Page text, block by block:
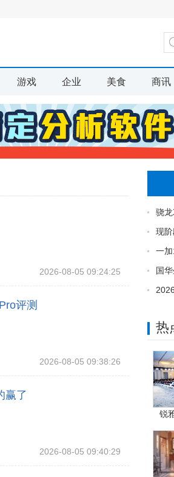
游戏 企业 美食 商讯
2026-08-05 09:24:25
评测
2026-08-05 09:38:26
赢了
2026-08-05 09:40:29
骁
现
一
国
热
锐